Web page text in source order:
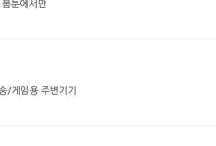
툰에서만
/게임용 주변기기